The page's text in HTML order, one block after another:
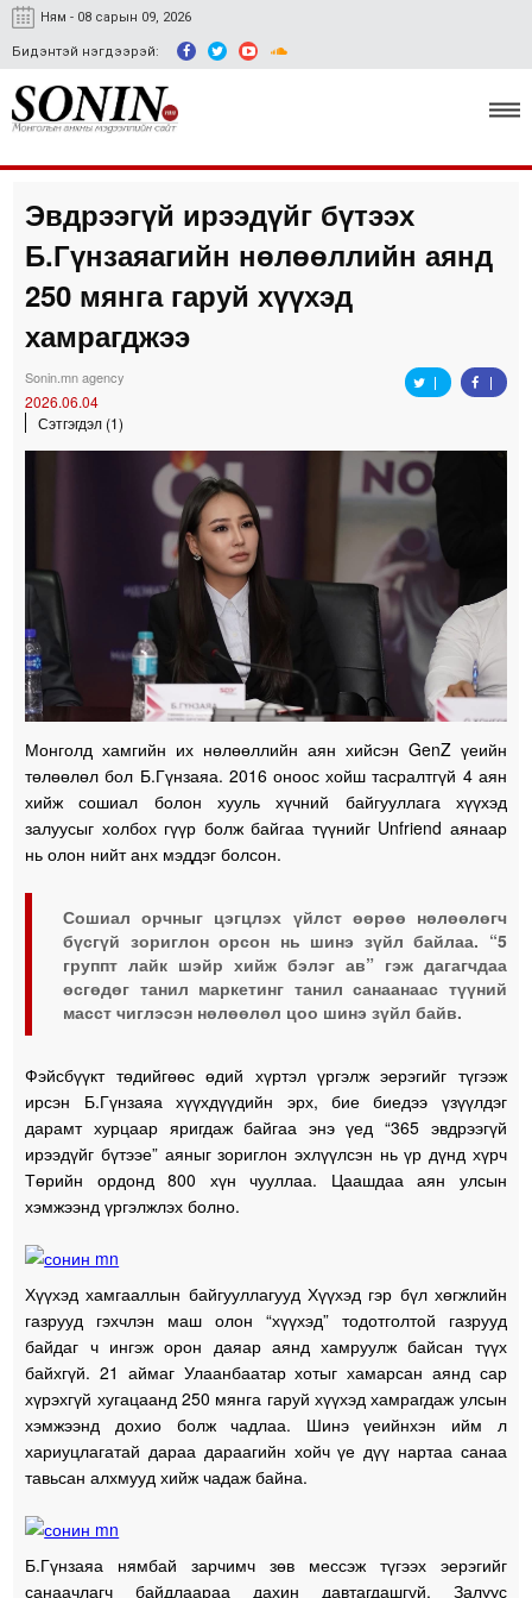
Ням - 08 сарын 09, 2026
Бидэнтэй нэгдээрэй:
Улс төр, эдийн засаг
Гэмт хэрэг
Нийгэм, соёл
Эвдрээгүй ирээдүйг бүтээх
Б.Гүнзаяагийн нөлөөллийн аянд
250 мянга гаруй хүүхэд
хамрагджээ
Sonin.mn agency
2026.06.04
Сэтгэгдэл (1)
Монголд хамгийн их нөлөөллийн аян хийсэн GenZ үеийн
төлөөлөл бол Б.Гүнзаяа. 2016 оноос хойш тасралтгүй 4 аян
хийж сошиал болон хууль хүчний байгууллага хүүхэд
залуусыг холбох гүүр болж байгаа түүнийг Unfriend аянаар
нь олон нийт анх мэддэг болсон.
Сошиал орчныг цэгцлэх үйлст өөрөө нөлөөлөгч
бүсгүй зориглон орсон нь шинэ зүйл байлаа. “5
группт лайк шэйр хийж бэлэг ав” гэж дагагчдаа
өсгөдөг танил маркетинг танил санаанаас түүний
масст чиглэсэн нөлөөлөл цоо шинэ зүйл байв.
Фэйсбүүкт төдийгөөс өдий хүртэл үргэлж эерэгийг түгээж
ирсэн Б.Гүнзаяа хүүхдүүдийн эрх, бие биедээ үзүүлдэг
дарамт хурцаар яригдаж байгаа энэ үед “365 эвдрээгүй
ирээдүйг бүтээе” аяныг зориглон эхлүүлсэн нь үр дүнд хүрч
Төрийн ордонд 800 хүн чууллаа. Цаашдаа аян улсын
хэмжээнд үргэлжлэх болно.
Хүүхэд хамгааллын байгууллагууд Хүүхэд гэр бүл хөгжлийн
газрууд гэхчлэн маш олон “хүүхэд” тодотголтой газрууд
байдаг ч ингэж орон даяар аянд хамруулж байсан түүх
байхгүй. 21 аймаг Улаанбаатар хотыг хамарсан аянд сар
хүрэхгүй хугацаанд 250 мянга гаруй хүүхэд хамрагдаж улсын
хэмжээнд дохио болж чадлаа. Шинэ үеийнхэн ийм л
хариуцлагатай дараа дараагийн хойч үе дүү нартаа санаа
тавьсан алхмууд хийж чадаж байна.
Б.Гүнзаяа нямбай зарчимч зөв мессэж түгээх эерэгийг
санаачлагч байдлаараа дахин давтагдашгүй. Залуус